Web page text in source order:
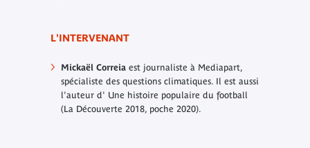
L'INTERVENANT
Mickaël Correia est journaliste à Mediapart,
spécialiste des questions climatiques. Il est aussi
l'auteur d' Une histoire populaire du football
(La Découverte 2018, poche 2020).